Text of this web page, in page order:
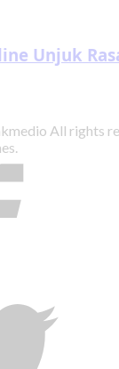
Unjuk
All rights